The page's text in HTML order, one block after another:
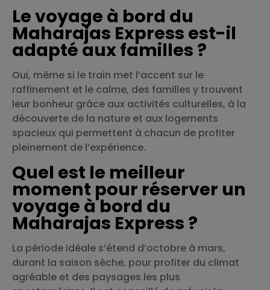
Le voyage à bord du
Maharajas Express est-il
adapté aux familles ?
Oui, même si le train met l’accent sur le
raffinement et le calme, des familles y trouvent
leur bonheur grâce aux activités culturelles, à la
découverte de la nature et aux logements
spacieux qui permettent à chacun de profiter
pleinement de l’expérience.
Quel est le meilleur
moment pour réserver un
voyage à bord du
Maharajas Express ?
La période idéale s’étend d’octobre à mars,
durant la saison sèche, pour profiter du climat
agréable et des paysages les plus